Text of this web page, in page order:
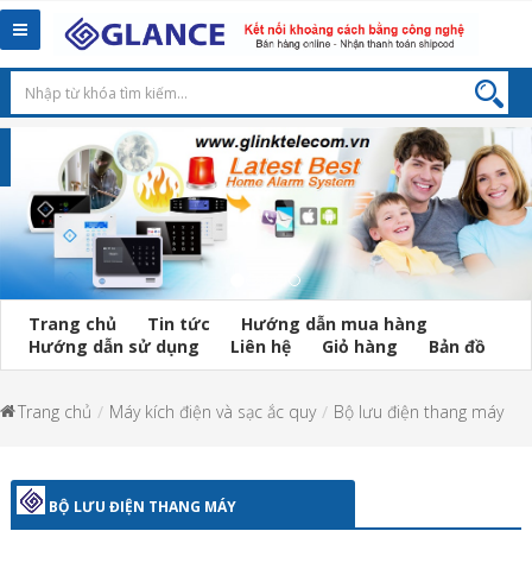
Toggle
navigation
Trang chủ Tin tức
Hướng dẫn mua hàng
Hướng dẫn sử dụng
Liên hệ Giỏ hàng Bản đồ
Trang chủ Máy kích điện và sạc ắc quy Bộ lưu điện thang máy
BỘ LƯU ĐIỆN THANG MÁY